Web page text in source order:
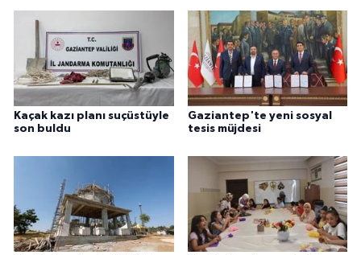
Kaçak kazı planı suçüstüyle
son buldu
Gaziantep'te yeni sosyal
tesis müjdesi